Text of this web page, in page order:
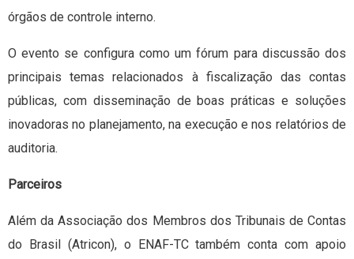
órgãos de controle interno.
O evento se configura como um fórum para discussão dos
principais temas relacionados à fiscalização das contas
públicas, com disseminação de boas práticas e soluções
inovadoras no planejamento, na execução e nos relatórios de
auditoria.
Parceiros
Além da Associação dos Membros dos Tribunais de Contas
do Brasil (Atricon), o ENAF-TC também conta com apoio